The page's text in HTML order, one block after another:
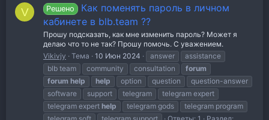
V Решено
Как поменять пароль в личном
кабинете в blb.team ??
Прошу подсказать, как мне изменить пароль? Может я
делаю что то не так? Прошу помочь. С уважением.
Vikivjy
Тема 10 Июн 2024 answer
assistance
blb team
community consultation
forum
forum help help option question
question-answer
software
support telegram
telegram expert
telegram expert help telegram gods
telegram program